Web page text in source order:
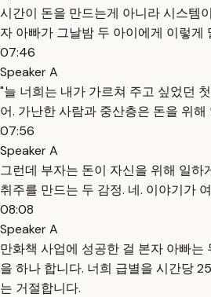
시간이 돈을 만드는게 아니라 시스템
자 아빠가 그날밤 두 아이에게 이렇게
07:46
Speaker A
"늘 너희는 내가 가르쳐 주고 싶었던
어. 가난한 사람과 중산층은 돈을 위해
07:56
Speaker A
그런데 부자는 돈이 자신을 위해 일하
취주를 만드는 두 감정. 네. 이야기가
08:08
Speaker A
만화책 사업에 성공한 걸 본자 아빠는
을 하나 합니다. 너희 급별을 시간당
는 거절합니다.